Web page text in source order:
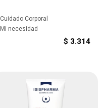
Cuidado Corporal
Mi necesidad
$ 3.314